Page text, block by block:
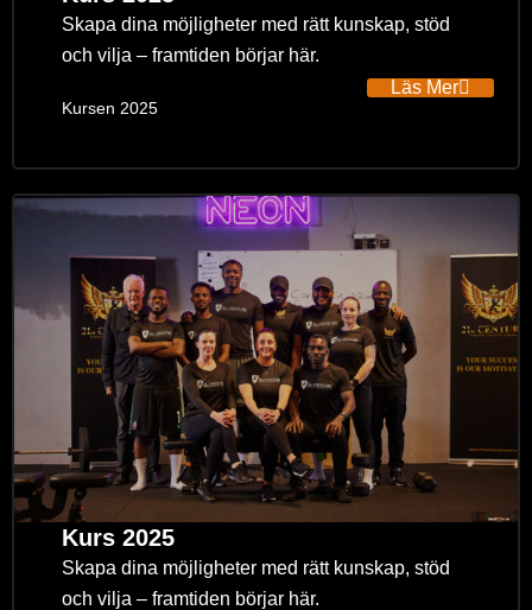
Skapa dina möjligheter med rätt kunskap, stöd
och vilja – framtiden börjar här.
Kursen 2025
Läs Mer
Kurs 2025
Skapa dina möjligheter med rätt kunskap, stöd
och vilja – framtiden börjar här.